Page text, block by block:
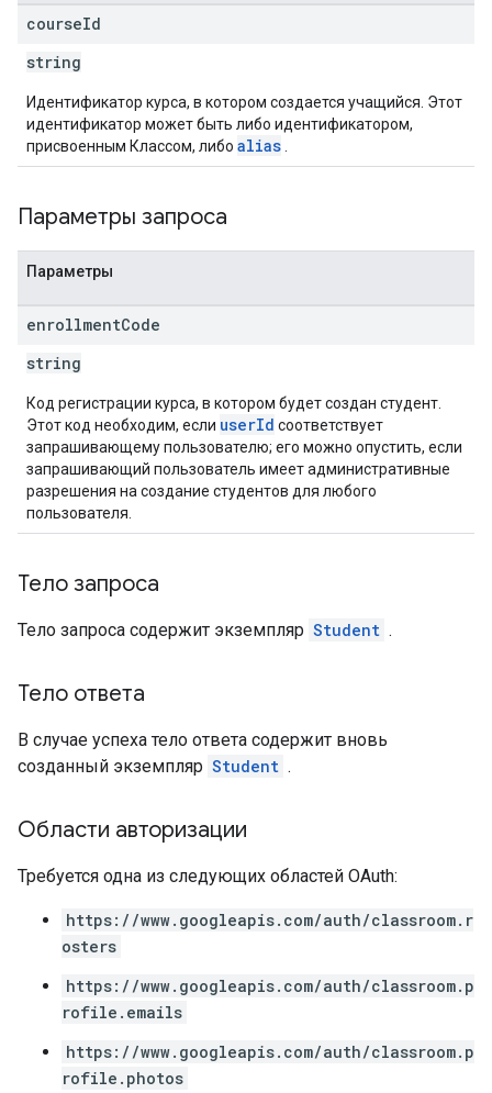
courseId
string
Идентификатор курса, в котором создается учащийся. Этот
идентификатор может быть либо идентификатором,
присвоенным Классом, либо alias
Параметры запроса
Параметры
enrollmentCode
string
Код регистрации курса, в котором будет создан студент.
Этот код необходим, если userId соответствует
запрашивающему пользователю; его можно опустить, если
запрашивающий пользователь имеет административные
разрешения на создание студентов для любого
пользователя.
Тело запроса
Тело запроса содержит экземпляр Student .
Тело ответа
В случае успеха тело ответа содержит вновь
созданный экземпляр Student .
Области авторизации
Требуется одна из следующих областей OAuth:
https://www.googleapis.com/auth/classroom.r
osters
https://www.googleapis.com/auth/classroom.p
rofile.emails
https://www.googleapis.com/auth/classroom.p
rofile.photos